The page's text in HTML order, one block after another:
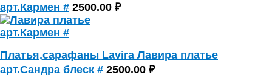
арт.Кармен # 2500.00 ₽
Платья,сарафаны Lavira Лавира платье
арт.Сандра блеск # 2500.00 ₽